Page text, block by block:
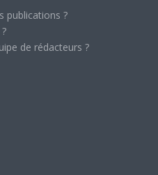
publications ?
de rédacteurs ?